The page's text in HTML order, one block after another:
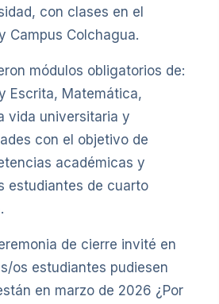
con clases en el
Campus Colchagua.
módulos obligatorios de:
Escrita, Matemática,
vida universitaria y
con el objetivo de
académicas y
estudiantes de cuarto
de cierre invité en
os estudiantes pudiesen
en marzo de 2026 ¿Por